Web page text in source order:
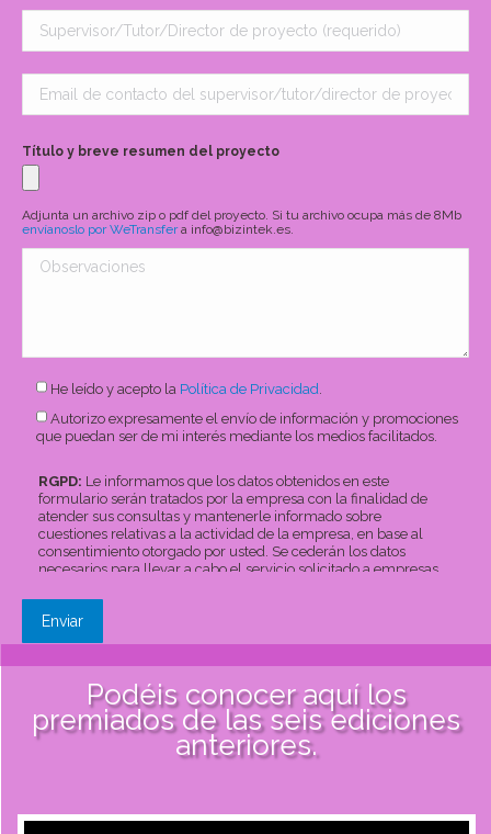
Título y breve resumen del proyecto
Adjunta un archivo zip o pdf del proyecto. Si tu archivo ocupa más de 8Mb
envíanoslo por WeTransfera info@bizintek.es.
He leído y acepto la Política de Privacidad.
Autorizo expresamente el envío de información y promociones
que puedan ser de mi interés mediante los medios facilitados.
RGPD: Le informamos que los datos obtenidos en este
formulario serán tratados por la empresa con la finalidad de
atender sus consultas y mantenerle informado sobre
cuestiones relativas a la actividad de la empresa, en base al
consentimiento otorgado por usted. Se cederán los datos
necesarios para llevar a cabo el servicio solicitado a empresas
información en
modo le informamos que puede ejercer los derechos de
acceso, rectificación, supresión, oposición, limitación y
Podéis conocer aquí los
premiados de las seis ediciones
anteriores.